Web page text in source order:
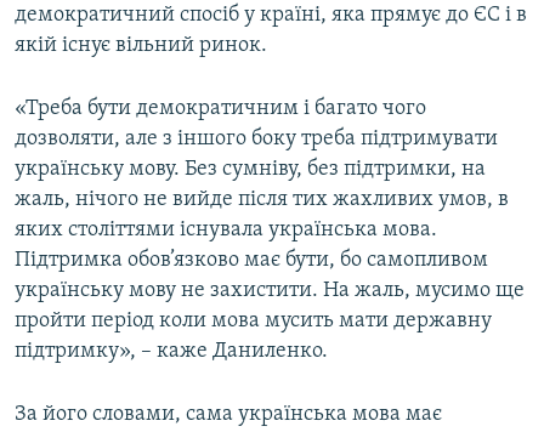
демократичний спосіб у країні, яка прямує до ЄС і в
якій існує вільний ринок.
«Треба бути демократичним і багато чого
дозволяти, але з іншого боку треба підтримувати
українську мову. Без сумніву, без підтримки, на
жаль, нічого не вийде після тих жахливих умов, в
яких століттями існувала українська мова.
Підтримка обов’язково має бути, бо самопливом
українську мову не захистити. На жаль, мусимо ще
пройти період коли мова мусить мати державну
підтримку», – каже Даниленко.
За його словами, сама українська мова має